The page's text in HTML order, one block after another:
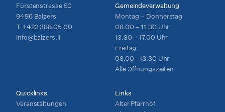
Fürstenstrasse 50
9496 Balzers
T +423 388 05 00
info@balzers.li
Gemeindeverwaltung
Montag – Donnerstag
08.00 – 11.30 Uhr
13.30 – 17.00 Uhr
Freitag
08.00 - 13.30 Uhr
Alle Öffnungszeiten
Quicklinks
Veranstaltungen
Links
Alter Pfarrhof